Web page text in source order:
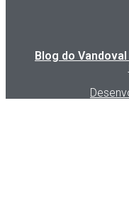
Blog do